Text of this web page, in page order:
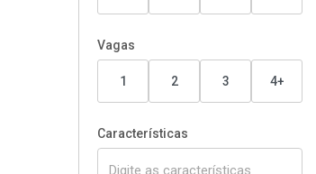
Vagas
1 2 3 4+
Características